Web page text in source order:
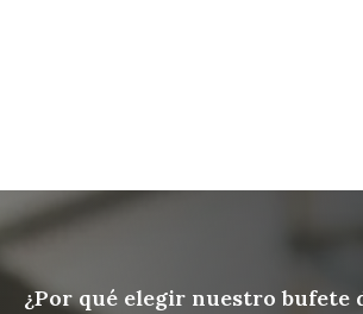
¿Por qué elegir nuestro bufete